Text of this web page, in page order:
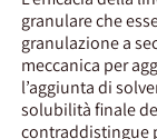
granulare che
granulazione a
meccanica per
l’aggiunta di
solubilità finale
contraddistingue